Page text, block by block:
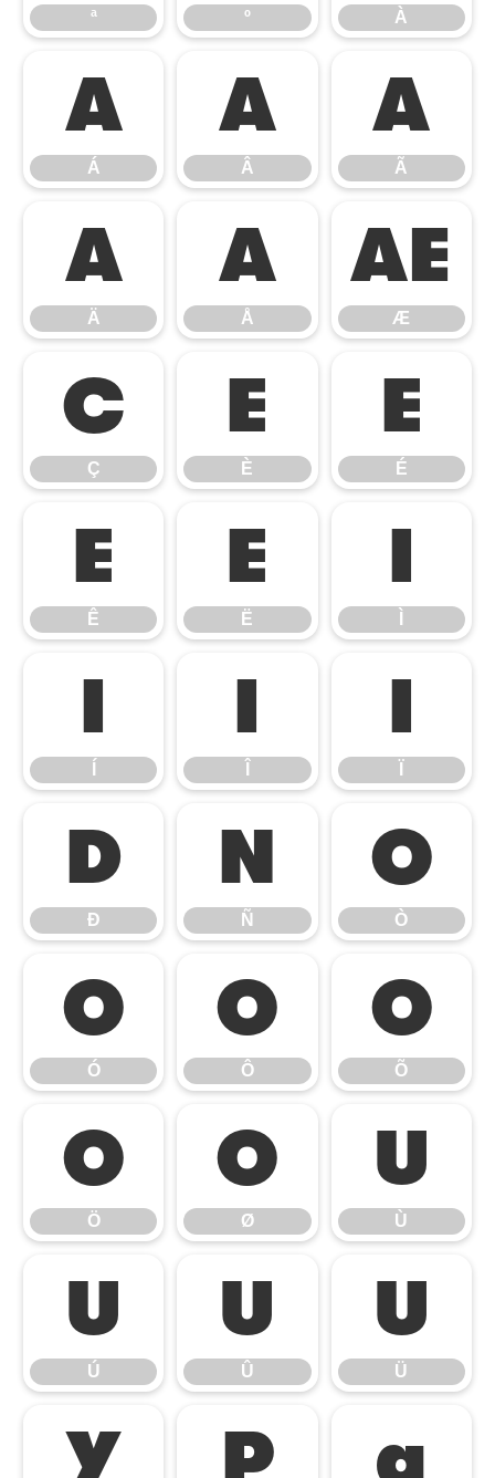
ª º À
Á
Á
Â
Â
Ã
Ã
Ä
Ä
Å
Å
Æ
Æ
Ç
Ç
È
È
É
É
Ê
Ê
Ë
Ë
Ì
Í Î Ï
Ð
Ð
Ñ
Ñ
Ò
Ò
Ó
Ó
Ô
Ô
Õ
Õ
Ö
Ö
Ø
Ø
Ù
Ù
Ú
Ú
Û
Û
Ü
Ü
Ý Þ à